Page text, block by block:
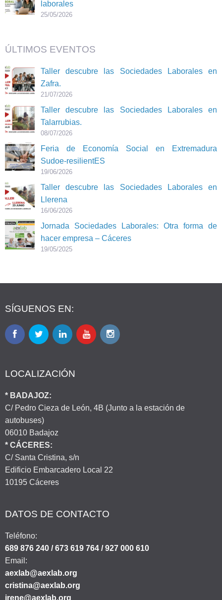
laborales
25/05/2026
ÚLTIMOS EVENTOS
Taller descubre las Sociedades Laborales en
Zafra.
21/07/2026
Taller descubre las Sociedades Laborales en
Talarrubias.
08/07/2026
Feria de Economía Social en Extremadura
Sudoe-resilientES
19/06/2026
Taller descubre las Sociedades Laborales en
Llerena
16/06/2026
Jornada Sociedades Laborales: Otra forma de
hacer empresa – Cáceres
19/05/2025
SÍGUENOS EN:
LOCALIZACIÓN
* BADAJOZ:
C/ Pedro Cieza de León, 4B (Junto a la estación de
autobuses)
06010 Badajoz
* CÁCERES:
C/ Santa Cristina, s/n
Edificio Embarcadero Local 22
10195 Cáceres
DATOS DE CONTACTO
Teléfono:
689 876 240 / 673 619 764 / 927 000 610
Email:
aexlab@aexlab.org
cristina@aexlab.org
irene@aexlab.org